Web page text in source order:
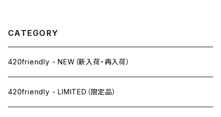
CATEGORY
420friendly - NEW（新入荷・再入荷）
420friendly - LIMITED（限定品）